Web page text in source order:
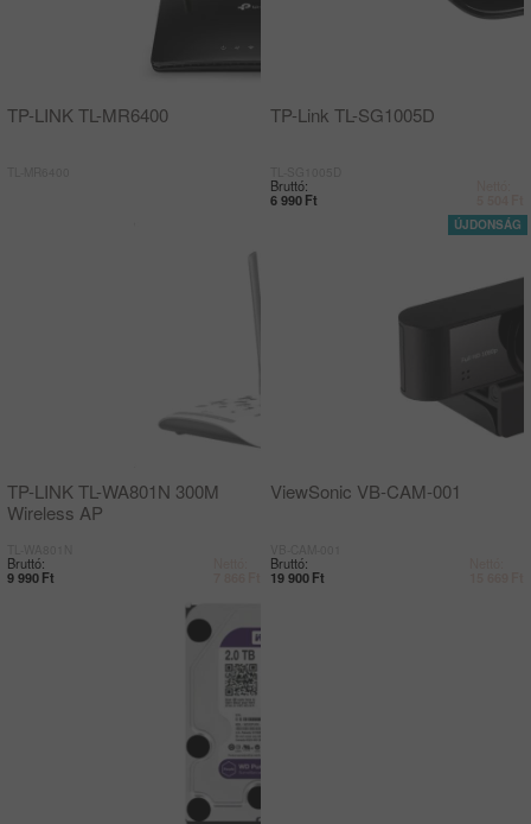
TP-LINK TL-MR6400 TP-Link TL-SG1005D
Bruttó:
6 990 Ft
TP-LINK TL-WA801N 300M
Wireless AP
Bruttó:
9 990 Ft
ViewSonic VB-CAM-001
Bruttó:
19 900 Ft